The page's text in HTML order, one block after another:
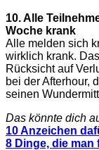
10. Alle
Woche krank
Alle melden sich
wirklich krank.
Rücksicht auf
bei der Afterhour,
seinen
Das könnte dich
10 Anzeichen
8 Dinge, die